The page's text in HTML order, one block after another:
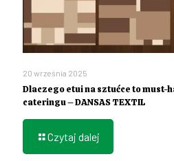
20 września 2025
Dlaczego etui na sztućce to must-
cateringu – DANSAS TEXTIL
Czytaj dalej